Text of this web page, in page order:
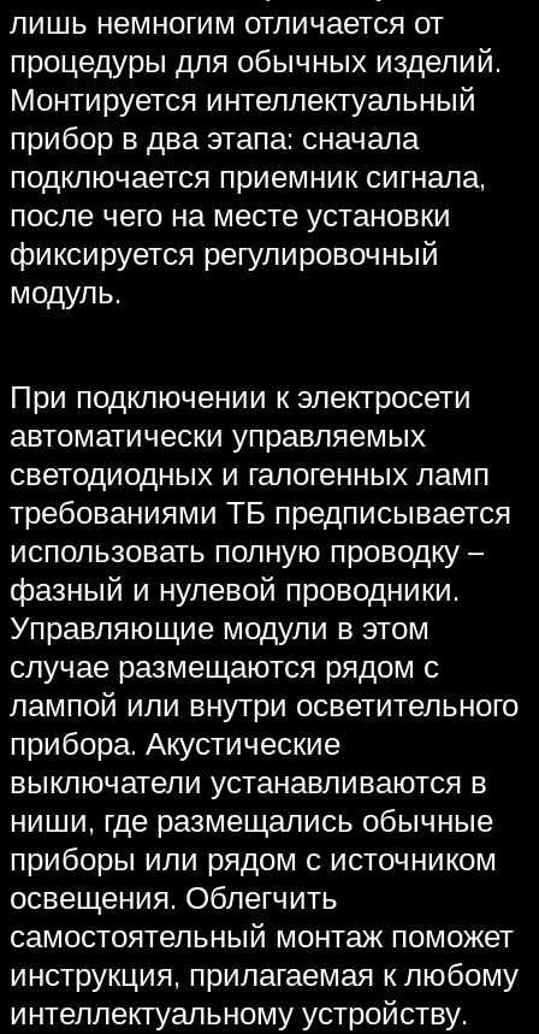
лишь немногим отличается от
процедуры для обычных изделий.
Монтируется интеллектуальный
прибор в два этапа: сначала
подключается приемник сигнала,
после чего на месте установки
фиксируется регулировочный
модуль.
При подключении к электросети
автоматически управляемых
светодиодных и галогенных ламп
требованиями ТБ предписывается
использовать полную проводку –
фазный и нулевой проводники.
Управляющие модули в этом
случае размещаются рядом с
лампой или внутри осветительного
прибора. Акустические
выключатели устанавливаются в
ниши, где размещались обычные
приборы или рядом с источником
освещения. Облегчить
самостоятельный монтаж поможет
инструкция, прилагаемая к любому
интеллектуальному устройству.